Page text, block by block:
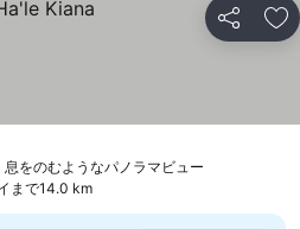
シェア お
息をのむようなパノラマビュー
まで14.0 km